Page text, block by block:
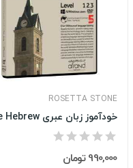
ROSETTA STONE
990,000 تومان